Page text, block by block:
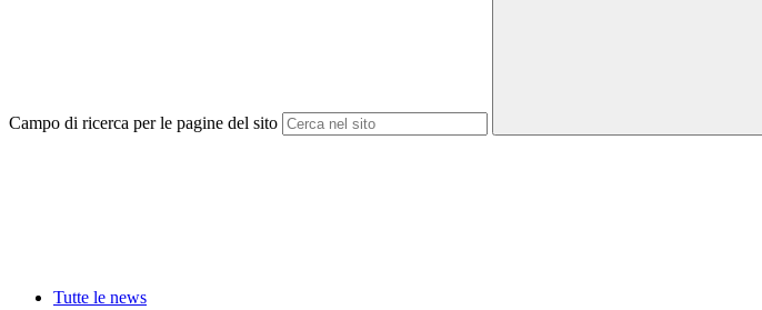
Campo di ricerca per le pagine del sito
Tutte le news